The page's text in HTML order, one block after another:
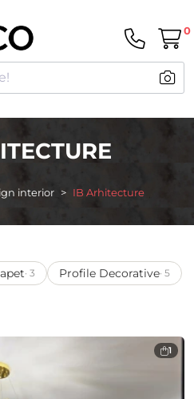
0
interior IB Arhitecture
· 3 Profile Decorative· 5
1